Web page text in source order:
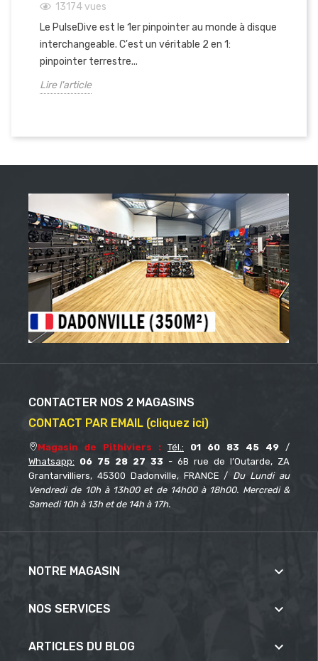
13174vues
Le PulseDive est le 1er pinpointer au monde à disque
interchangeable. C'est un véritable 2 en 1:
pinpointer terrestre...
Lire l'article
CONTACTER NOS 2 MAGASINS
CONTACT PAR EMAIL (cliquez ici)
Magasin de Pithiviers : Tél.: 01 60 83 45 49 /
Whatsapp: 06 75 28 27 33 - 6B rue de l’Outarde, ZA
Grantarvilliers, 45300 Dadonville, FRANCE / Du Lundi au
Vendredi de 10h à 13h00 et de 14h00 à 18h00. Mercredi &
Samedi 10h à 13h et de 14h à 17h.
NOTRE MAGASIN 
NOS SERVICES 
ARTICLES DU BLOG 